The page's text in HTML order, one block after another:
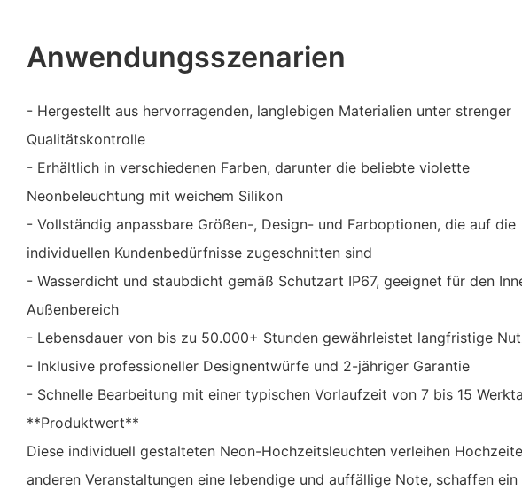
Anwendungsszenarien
- Hergestellt aus hervorragenden, langlebigen Materialien unter strenger
Qualitätskontrolle
- Erhältlich in verschiedenen Farben, darunter die beliebte violette
Neonbeleuchtung mit weichem Silikon
- Vollständig anpassbare Größen-, Design- und Farboptionen, die auf die
individuellen Kundenbedürfnisse zugeschnitten sind
- Wasserdicht und staubdicht gemäß Schutzart IP67, geeignet für den
Außenbereich
- Lebensdauer von bis zu 50.000+ Stunden gewährleistet langfristige
- Inklusive professioneller Designentwürfe und 2-jähriger Garantie
- Schnelle Bearbeitung mit einer typischen Vorlaufzeit von 7 bis 15
**Produktwert**
Diese individuell gestalteten Neon-Hochzeitsleuchten verleihen
anderen Veranstaltungen eine lebendige und auffällige Note, schaffen ein